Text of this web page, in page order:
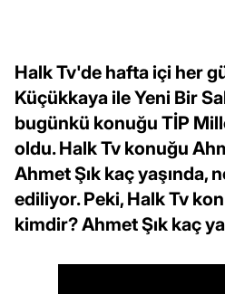
Halk Tv'de hafta içi her
Küçükkaya ile Yeni Bir
bugünkü konuğu TİP
oldu. Halk Tv konuğu
Ahmet Şık kaç yaşında,
ediliyor. Peki, Halk Tv
kimdir? Ahmet Şık kaç